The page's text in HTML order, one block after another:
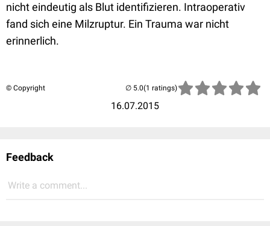
nicht eindeutig als Blut identifizieren. Intraoperativ
fand sich eine Milzruptur. Ein Trauma war nicht
erinnerlich.
© Copyright
16.07.2015
(1 ratings)
Feedback
Write a comment...